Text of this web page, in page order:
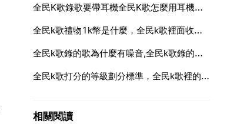
全民K歌錄歌要帶耳機全民K歌怎麼用耳機錄歌
全民k歌禮物1k幣是什麼，全民k歌裡面收到幾個K幣禮物才能換一K幣獎勵金？
全民k歌錄的歌為什麼有噪音,全民k歌錄的歌有雜音是怎麼回事？
全民k歌打分的等級劃分標準，全民k歌裡的 A B C SSS SS S分別代表什麼等級
相關閱讀